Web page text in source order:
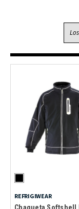
REFRIGIWEAR